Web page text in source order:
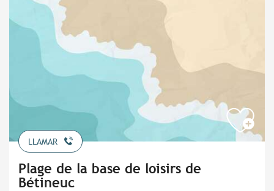
LLAMAR
Plage de la base de loisirs de
Bétineuc